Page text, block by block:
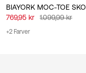
BIAYORK MOC-TOE SKO
769,95 kr
1.099,99 kr
+2 Farver